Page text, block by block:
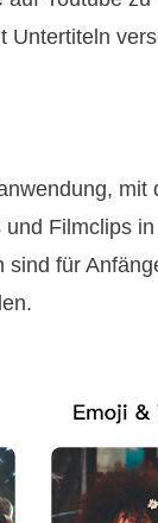
Untertiteln
Filmclips
für